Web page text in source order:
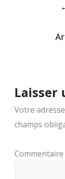
Laisser
Votre
champs
Commentaire